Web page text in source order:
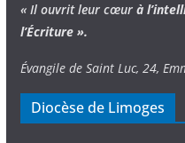
« Il ouvrit leur cœur à
l’Écriture ».
Évangile de Saint Luc, 24,
Diocèse de Limoges